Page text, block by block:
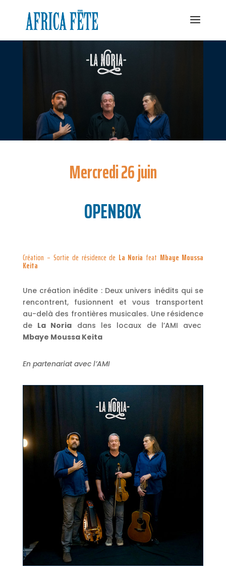
Mercredi 26 juin
OPENBOX
Création – Sortie de résidence de La Noria feat Mbaye Moussa
Keita
Une création inédite : Deux univers inédits qui se
rencontrent, fusionnent et vous transportent
au-delà des frontières musicales. Une résidence
de La Noria dans les locaux de l’AMI avec
Mbaye Moussa Keita
En partenariat avec l’AMI